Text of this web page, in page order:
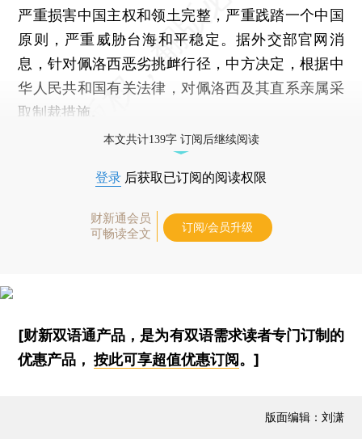
严重损害中国主权和领土完整，严重践踏一个中国
原则，严重威胁台海和平稳定。据外交部官网消
息，针对佩洛西恶劣挑衅行径，中方决定，根据中
华人民共和国有关法律，对佩洛西及其直系亲属采
取制裁措施。
本文共计139字 订阅后继续阅读
登录 后获取已订阅的阅读权限
财新通会员
可畅读全文
订阅/会员升级
[财新双语通产品，是为有双语需求读者专门订制的
优惠产品，按此可享超值优惠订阅。]
版面编辑：刘潇